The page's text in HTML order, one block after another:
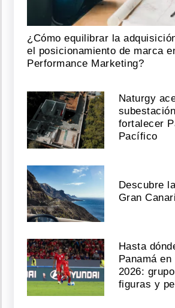
¿Cómo equilibrar la
el posicionamiento de marca
Performance Marketing?
Naturgy
fortalecer
Pacífico
Descubre
Gran
Hasta
Panamá
2026:
figuras y